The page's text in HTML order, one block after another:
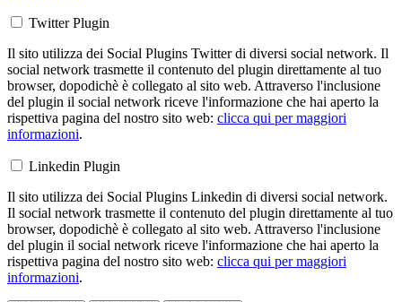
Twitter Plugin
Il sito utilizza dei Social Plugins Twitter di diversi social network. Il
social network trasmette il contenuto del plugin direttamente al tuo
browser, dopodichè è collegato al sito web. Attraverso l'inclusione
del plugin il social network riceve l'informazione che hai aperto la
rispettiva pagina del nostro sito web: clicca qui per maggiori
informazioni.
Linkedin Plugin
Il sito utilizza dei Social Plugins Linkedin di diversi social network.
Il social network trasmette il contenuto del plugin direttamente al tuo
browser, dopodichè è collegato al sito web. Attraverso l'inclusione
del plugin il social network riceve l'informazione che hai aperto la
rispettiva pagina del nostro sito web: clicca qui per maggiori
informazioni.